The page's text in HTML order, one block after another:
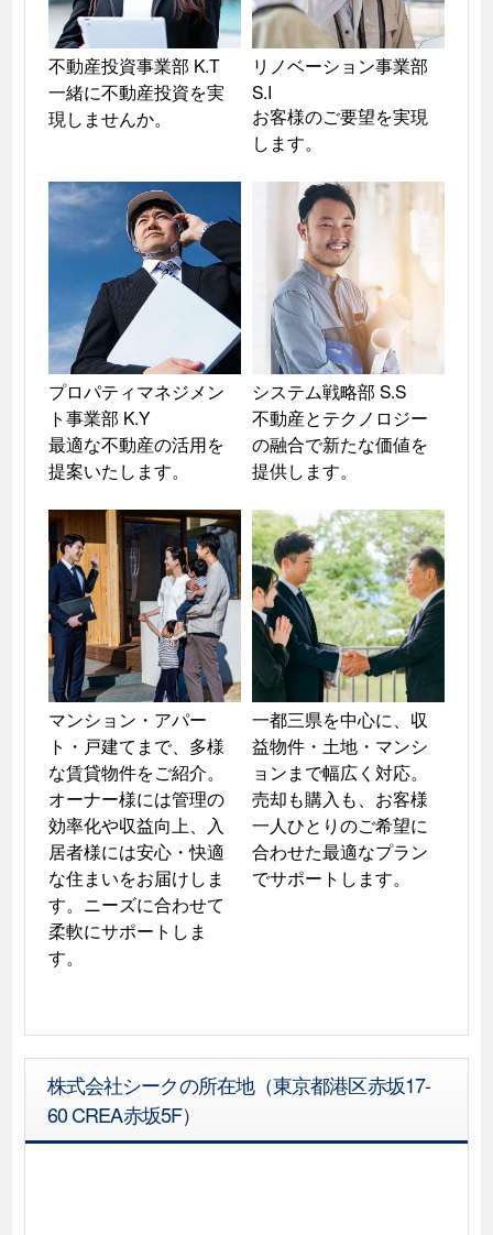
不動産投資事業部 K.T
一緒に不動産投資を実
現しませんか。
リノベーション事業部
S.I
お客様のご要望を実現
します。
プロパティマネジメン
ト事業部 K.Y
最適な不動産の活用を
提案いたします。
システム戦略部 S.S
不動産とテクノロジー
の融合で新たな価値を
提供します。
マンション・アパー
ト・戸建てまで、多様
な賃貸物件をご紹介。
オーナー様には管理の
効率化や収益向上、入
居者様には安心・快適
な住まいをお届けしま
す。ニーズに合わせて
柔軟にサポートしま
す。
一都三県を中心に、収
益物件・土地・マンシ
ョンまで幅広く対応。
売却も購入も、お客様
一人ひとりのご希望に
合わせた最適なプラン
でサポートします。
株式会社シークの所在地（東京都港区赤坂17-
60 CREA赤坂5F）